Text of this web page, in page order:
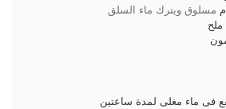
مسلوق ويترك ماء السلق
ملح
فى ماء مغلى لمدة ساعتين